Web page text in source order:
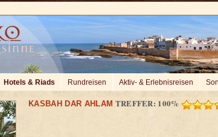
Hotels & Riads Rundreisen Aktiv- & Erlebnisreisen
KASBAH DAR AHLAM TREFFER: 100%